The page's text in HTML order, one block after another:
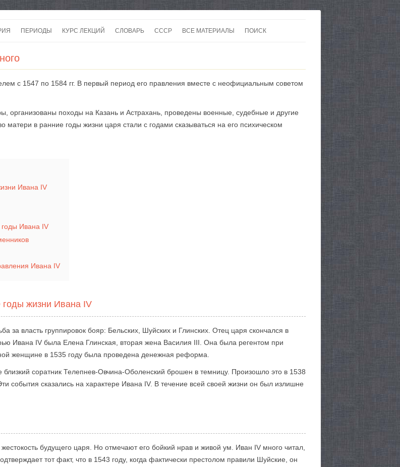
к
ПЕРИОДЫ КУРС ЛЕКЦИЙ СЛОВАРЬ СССР
ВОЙНЫ
ВСЕ МАТЕРИАЛЫ ПОИСК
с 1547 по 1584 гг. В первый период его правления вместе с неофициальным советом
организованы походы на Казань и Астрахань, проведены военные, судебные и другие
в ранние годы жизни царя стали с годами сказываться на его психическом
Ивана IV
Ивана IV
Ивана IV
жизни Ивана IV
за власть группировок бояр: Бельских, Шуйских и Глинских. Отец царя скончался в
Ивана IV была Елена Глинская, вторая жена Василия III. Она была регентом при
женщине в 1535 году была проведена денежная реформа.
соратник Телепнев-Овчина-Оболенский брошен в темницу. Произошло это в 1538
события сказались на характере Ивана IV. В течение всей своей жизни он был излишне
будущего царя. Но отмечают его бойкий нрав и живой ум. Иван IV много читал,
тот факт, что в 1543 году, когда фактически престолом правили Шуйские, он